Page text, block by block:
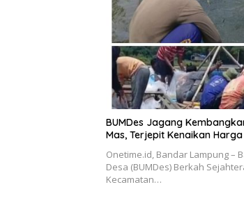
BUMDes Jagang
Mas, Terjepit Kenaikan
Onetime.id, Bandar Lampung –
Desa (BUMDes) Berkah
Kecamatan…